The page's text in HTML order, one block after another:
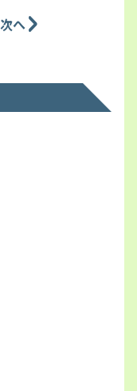
次へ